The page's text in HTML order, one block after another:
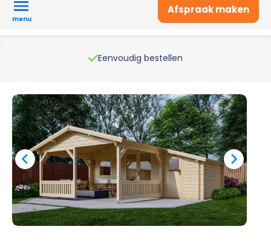
menu
Afspraak maken
Eenvoudig bestellen